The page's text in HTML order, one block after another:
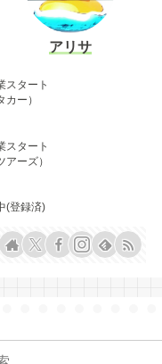
アリサ
スタート
カー）
スタート
アーズ）
(登録済)